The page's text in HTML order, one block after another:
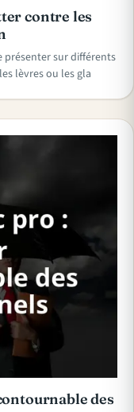
contre les
présenter sur différents
lèvres ou les gla
des